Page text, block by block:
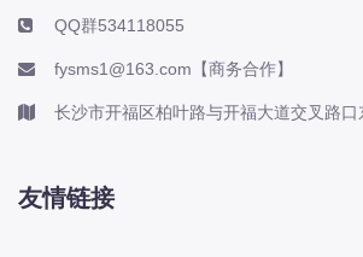
QQ群534118055
fysms1@163.com【商务合作】
长沙市开福区柏叶路与开福大道交叉路口
友情链接